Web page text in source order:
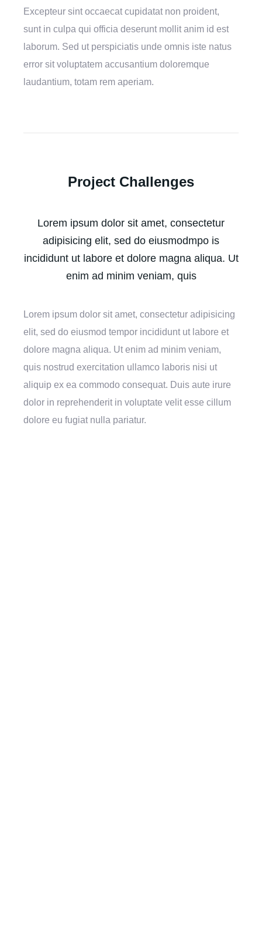
Excepteur sint occaecat cupidatat non proident,
sunt in culpa qui officia deserunt mollit anim id est
laborum. Sed ut perspiciatis unde omnis iste natus
error sit voluptatem accusantium doloremque
laudantium, totam rem aperiam.
Project Challenges
Lorem ipsum dolor sit amet, consectetur
adipisicing elit, sed do eiusmodmpo is
incididunt ut labore et dolore magna aliqua. Ut
enim ad minim veniam, quis
Lorem ipsum dolor sit amet, consectetur adipisicing
elit, sed do eiusmod tempor incididunt ut labore et
dolore magna aliqua. Ut enim ad minim veniam,
quis nostrud exercitation ullamco laboris nisi ut
aliquip ex ea commodo consequat. Duis aute irure
dolor in reprehenderit in voluptate velit esse cillum
dolore eu fugiat nulla pariatur.